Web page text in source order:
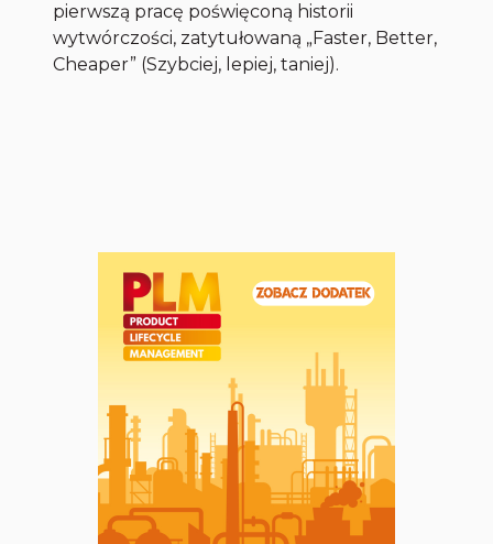
pierwszą pracę poświęconą historii
wytwórczości, zatytułowaną „Faster, Better,
Cheaper” (Szybciej, lepiej, taniej).